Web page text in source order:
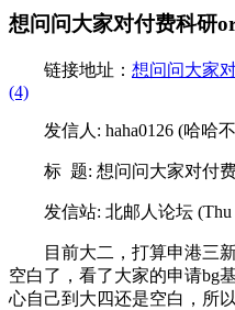
想问问大家对付费科研
链接地址： 想问问大家
(4)
发信人: haha0126 (哈哈
标 题: 想问问大家对付
发信站: 北邮人论坛 (Thu
目前大二，打算申港三
空白了，看了大家的申请bg
心自己到大四还是空白，所